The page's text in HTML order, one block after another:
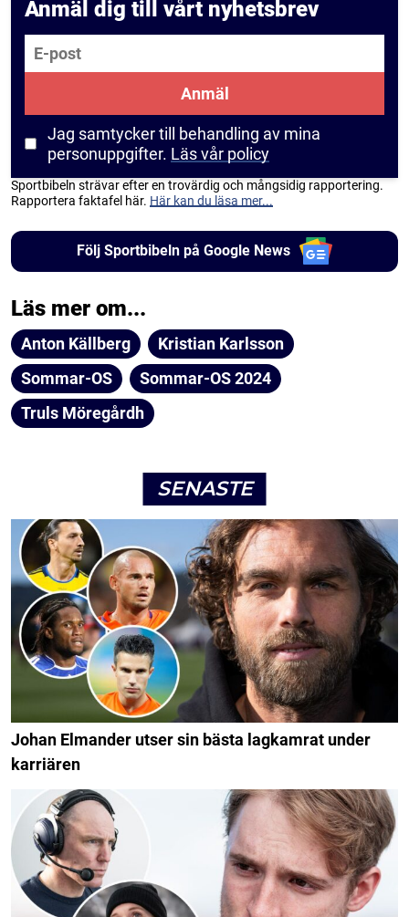
Anmäl dig till vårt nyhetsbrev
E-post
Anmäl
Jag samtycker till behandling av mina
personuppgifter. Läs vår policy
Sportbibeln strävar efter en trovärdig och mångsidig rapportering.
Rapportera faktafel här. Här kan du läsa mer...
Följ Sportbibeln på Google News
Läs mer om...
Anton Källberg
Kristian Karlsson
Sommar-OS
Sommar-OS 2024
Truls Möregårdh
SENASTE
Johan Elmander utser sin bästa lagkamrat under
karriären